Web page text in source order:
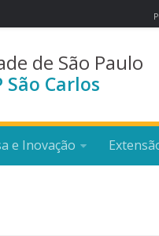
de São Paulo
São Carlos
e Inovação